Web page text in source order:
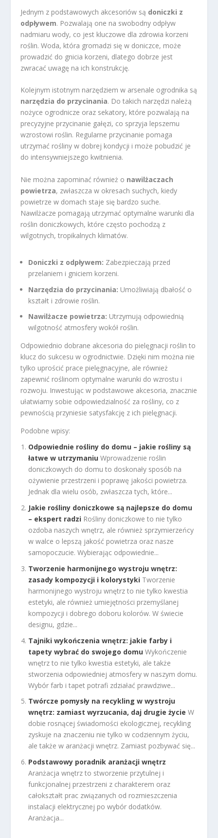
Jednym z podstawowych akcesoriów są doniczki z
odpływem. Pozwalają one na swobodny odpływ
nadmiaru wody, co jest kluczowe dla zdrowia korzeni
roślin. Woda, która gromadzi się w doniczce, może
prowadzić do gnicia korzeni, dlatego dobrze jest
zwracać uwagę na ich konstrukcję.
Kolejnym istotnym narzędziem w arsenale ogrodnika są
narzędzia do przycinania. Do takich narzędzi należą
nożyce ogrodnicze oraz sekatory, które pozwalają na
precyzyjne przycinanie gałęzi, co sprzyja lepszemu
wzrostowi roślin. Regularne przycinanie pomaga
utrzymać rośliny w dobrej kondycji i może pobudzić je
do intensywniejszego kwitnienia.
Nie można zapominać również o nawilżaczach
powietrza, zwłaszcza w okresach suchych, kiedy
powietrze w domach staje się bardzo suche.
Nawilżacze pomagają utrzymać optymalne warunki dla
roślin doniczkowych, które często pochodzą z
wilgotnych, tropikalnych klimatów.
Doniczki z odpływem: Zabezpieczają przed
przelaniem i gniciem korzeni.
Narzędzia do przycinania: Umożliwiają dbałość o
kształt i zdrowie roślin.
Nawilżacze powietrza: Utrzymują odpowiednią
wilgotność atmosfery wokół roślin.
Odpowiednio dobrane akcesoria do pielęgnacji roślin to
klucz do sukcesu w ogrodnictwie. Dzięki nim można nie
tylko uprościć prace pielęgnacyjne, ale również
zapewnić roślinom optymalne warunki do wzrostu i
rozwoju. Inwestując w podstawowe akcesoria, znacznie
ułatwiamy sobie odpowiedzialność za rośliny, co z
pewnością przyniesie satysfakcję z ich pielęgnacji.
Podobne wpisy:
Odpowiednie rośliny do domu – jakie rośliny są
łatwe w utrzymaniu Wprowadzenie roślin
doniczkowych do domu to doskonały sposób na
ożywienie przestrzeni i poprawę jakości powietrza.
Jednak dla wielu osób, zwłaszcza tych, które...
Jakie rośliny doniczkowe są najlepsze do domu
– ekspert radzi Rośliny doniczkowe to nie tylko
ozdoba naszych wnętrz, ale również sprzymierzeńcy
w walce o lepszą jakość powietrza oraz nasze
samopoczucie. Wybierając odpowiednie...
Tworzenie harmonijnego wystroju wnętrz:
zasady kompozycji i kolorystyki Tworzenie
harmonijnego wystroju wnętrz to nie tylko kwestia
estetyki, ale również umiejętności przemyślanej
kompozycji i dobrego doboru kolorów. W świecie
designu, gdzie...
Tajniki wykończenia wnętrz: jakie farby i
tapety wybrać do swojego domu Wykończenie
wnętrz to nie tylko kwestia estetyki, ale także
stworzenia odpowiedniej atmosfery w naszym domu.
Wybór farb i tapet potrafi zdziałać prawdziwe...
Twórcze pomysły na recykling w wystroju
wnętrz: zamiast wyrzucania, daj drugie życie W
dobie rosnącej świadomości ekologicznej, recykling
zyskuje na znaczeniu nie tylko w codziennym życiu,
ale także w aranżacji wnętrz. Zamiast pozbywać się...
Podstawowy poradnik aranżacji wnętrz
Aranżacja wnętrz to stworzenie przytulnej i
funkcjonalnej przestrzeni z charakterem oraz
całokształt prac związanych od rozmieszczenia
instalacji elektrycznej po wybór dodatków.
Aranżacja...